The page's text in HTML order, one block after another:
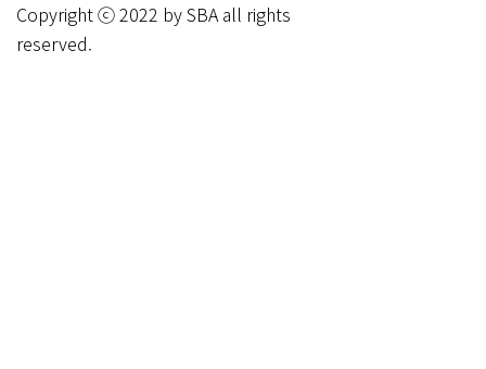
Copyright ⓒ 2022 by SBA all rights
reserved.